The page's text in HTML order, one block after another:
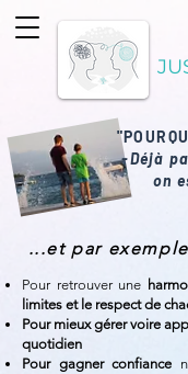
-Déjà
on
...etpar
Pour retrouver une
limites et le respect de
Pour mieux gérer voire
quotidien
Pour gagner confiance